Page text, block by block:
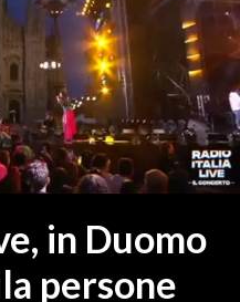
in Duomo
persone